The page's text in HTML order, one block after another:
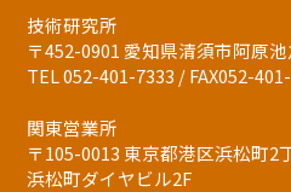
技術研究所
〒452-0901 愛知県清須市阿原
TEL 052-401-7333 / FAX052-
関東営業所
〒105-0013 東京都港区浜松町2
浜松町ダイヤビル2F